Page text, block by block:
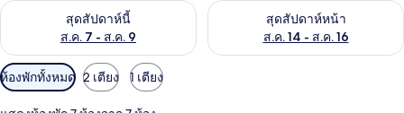
สุดสัปดาห์นี้
ส.ค. 7 - ส.ค. 9
ตรวจสอบจำนวนห้องพักว่างในสุดสัปดาห์นี้ ส.ค. 7 - ส.ค. 9
สุดสัปดาห์หน้า
ส.ค. 14 - ส.ค. 16
ตรวจสอบจำนวนห้องพักว่างใน
ตัว
กรอง
ห้องพักทั้งหมด 2 เตียง 1 เตียง